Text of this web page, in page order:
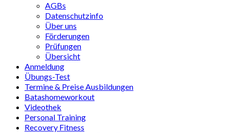
AGBs
Datenschutzinfo
Über uns
Förderungen
Prüfungen
Übersicht
Anmeldung
Übungs-Test
Termine & Preise Ausbildungen
Batashomeworkout
Videothek
Personal Training
Recovery Fitness